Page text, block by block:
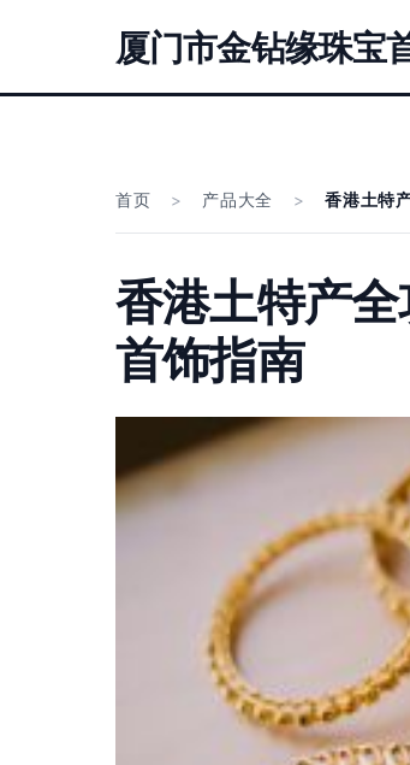
厦门市金钻缘珠宝
首页 > 产品大全 > 香港土特
香港土特产
首饰指南